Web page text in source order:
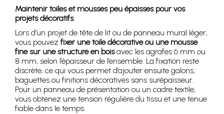
Maintenir toiles et mousses peu épaisses pour vos
projets décoratifs
Lors d’un projet de tête de lit ou de panneau mural léger,
vous pouvez fixer une toile décorative ou une mousse
fine sur une structure en boisavec les agrafes 6 mm ou
8 mm, selon l’épaisseur de l’ensemble. La fixation reste
discrète, ce qui vous permet d’ajouter ensuite galons,
baguettes ou finitions décoratives sans surépaisseur.
Pour un panneau de présentation ou un cadre textile,
vous obtenez une tension régulière du tissu et une tenue
fiable dans le temps.